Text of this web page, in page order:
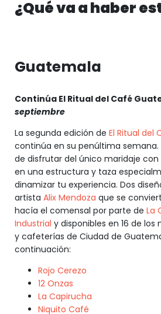
¿Qué va a haber
Guatemala
Continúa El Ritual del Café
septiembre
La segunda edición de El Ritual del
continúa en su penúltima
de disfrutar del único maridaje
en una estructura y taza
dinamizar tu experiencia. Dos
artista Alix Mendoza que se
hacía el comensal por parte de La
Industrial y disponibles en 16 de
y cafeterías de Ciudad de
continuación:
Rojo Cerezo
12 Onzas
La Capirucha
Niquito Café